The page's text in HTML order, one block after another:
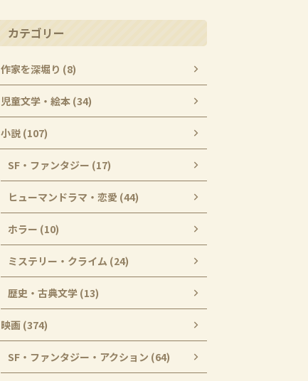
カテゴリー
作家を深堀り (8)
児童文学・絵本 (34)
小説 (107)
SF・ファンタジー (17)
ヒューマンドラマ・恋愛 (44)
ホラー (10)
ミステリー・クライム (24)
歴史・古典文学 (13)
映画 (374)
SF・ファンタジー・アクション (64)